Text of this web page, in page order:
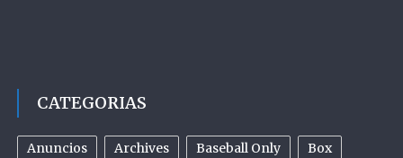
CATEGORIAS
Anuncios Archives Baseball Only Box